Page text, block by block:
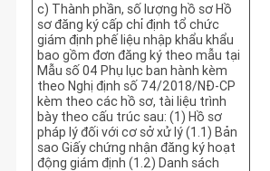
c) Thành phần, số lượng hồ sơ Hồ
sơ đăng ký cấp chỉ định tổ chức
giám định phế liệu nhập khẩu khẩu
bao gồm đơn đăng ký theo mẫu tại
Mẫu số 04 Phụ lục ban hành kèm
theo Nghị định số 74/2018/NĐ-CP
kèm theo các hồ sơ, tài liệu trình
bày theo cấu trúc sau: (1) Hồ sơ
pháp lý đối với cơ sở xử lý (1.1) Bản
sao Giấy chứng nhận đăng ký hoạt
động giám định (1.2) Danh sách